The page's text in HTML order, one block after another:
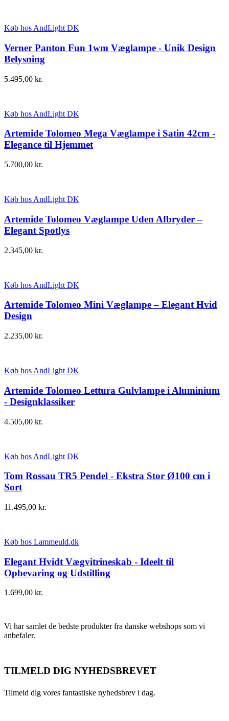
Køb hos AndLight DK
Verner Panton Fun 1wm Væglampe - Unik Design
Belysning
5.495,00 kr.
Køb hos AndLight DK
Artemide Tolomeo Mega Væglampe i Satin 42cm -
Elegance til Hjemmet
5.700,00 kr.
Køb hos AndLight DK
Artemide Tolomeo Væglampe Uden Afbryder –
Elegant Spotlys
2.345,00 kr.
Køb hos AndLight DK
Artemide Tolomeo Mini Væglampe – Elegant Hvid
Design
2.235,00 kr.
Køb hos AndLight DK
Artemide Tolomeo Lettura Gulvlampe i Aluminium
- Designklassiker
4.505,00 kr.
Køb hos AndLight DK
Tom Rossau TR5 Pendel - Ekstra Stor Ø100 cm i
Sort
11.495,00 kr.
Køb hos Lammeuld.dk
Elegant Hvidt Vægvitrineskab - Ideelt til
Opbevaring og Udstilling
1.699,00 kr.
Vi har samlet de bedste produkter fra danske webshops som vi
anbefaler.
TILMELD DIG NYHEDSBREVET
Tilmeld dig vores fantastiske nyhedsbrev i dag.